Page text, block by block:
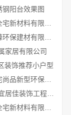
阳台效果图
家居有限公司
装饰推荐小户型
绿色装修现代风格靠谱吗江西尚宅尚品新型环保材料有限公司
常州性价比高家装价格清单-常州宜居佳装饰工程有限公司